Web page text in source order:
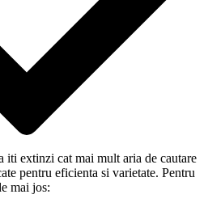
iti extinzi cat mai mult aria de cautare
pentru eficienta si varietate. Pentru
mai jos: